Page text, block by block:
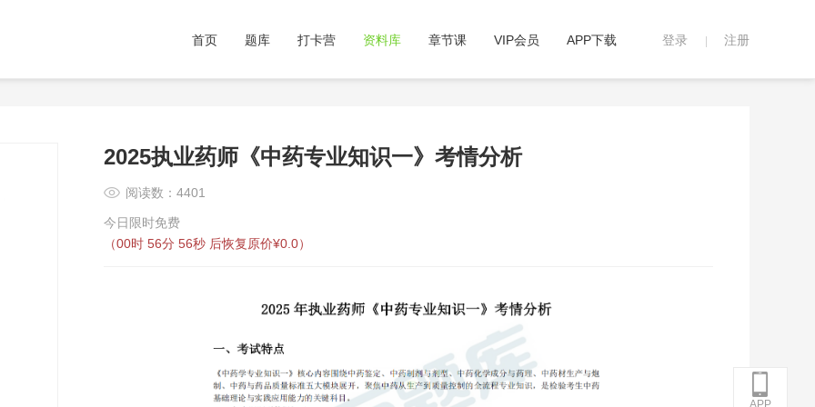
登录 注册
首页 题库 打卡营 资料库 章节课 VIP会员 APP下载
2025执业药师《中药专业知识一》考情分析
阅读数：4401
今日限时免费
（00时 56分 56秒 后恢复原价¥0.0）
APP